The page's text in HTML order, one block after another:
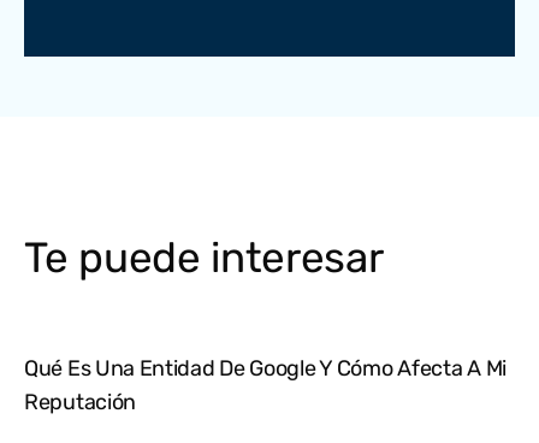
Te puede interesar
Qué Es Una Entidad De Google Y Cómo Afecta A Mi
Reputación